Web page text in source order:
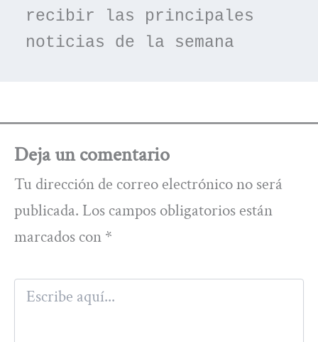
recibir las principales
noticias de la semana
Deja un comentario
Tu dirección de correo electrónico no será
publicada. Los campos obligatorios están
marcados con *
Escribe
aquí...